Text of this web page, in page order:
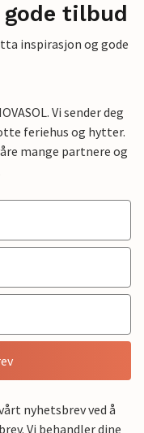
gode tilbud
inspirasjon og gode
Vi sender deg
feriehus og hytter.
mange partnere og
nyhetsbrev ved å
Vi behandler dine